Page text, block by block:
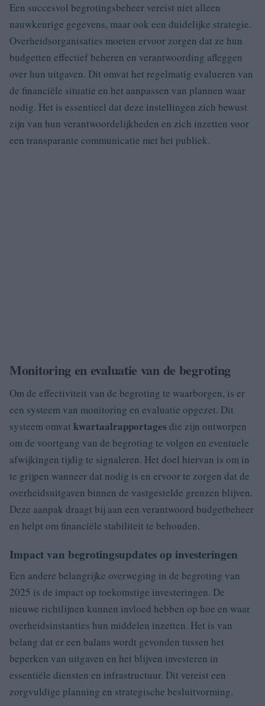
Een succesvol begrotingsbeheer vereist niet alleen
nauwkeurige gegevens, maar ook een duidelijke strategie.
Overheidsorganisaties moeten ervoor zorgen dat ze hun
budgetten effectief beheren en verantwoording afleggen
over hun uitgaven. Dit omvat het regelmatig evalueren van
de financiële situatie en het aanpassen van plannen waar
nodig. Het is essentieel dat deze instellingen zich bewust
zijn van hun verantwoordelijkheden en zich inzetten voor
een transparante communicatie met het publiek.
Monitoring en evaluatie van de begroting
Om de effectiviteit van de begroting te waarborgen, is er
een systeem van monitoring en evaluatie opgezet. Dit
systeem omvat kwartaalrapportages die zijn ontworpen
om de voortgang van de begroting te volgen en eventuele
afwijkingen tijdig te signaleren. Het doel hiervan is om in
te grijpen wanneer dat nodig is en ervoor te zorgen dat de
overheidsuitgaven binnen de vastgestelde grenzen blijven.
Deze aanpak draagt bij aan een verantwoord budgetbeheer
en helpt om financiële stabiliteit te behouden.
Impact van begrotingsupdates op investeringen
Een andere belangrijke overweging in de begroting van
2025 is de impact op toekomstige investeringen. De
nieuwe richtlijnen kunnen invloed hebben op hoe en waar
overheidsinstanties hun middelen inzetten. Het is van
belang dat er een balans wordt gevonden tussen het
beperken van uitgaven en het blijven investeren in
essentiële diensten en infrastructuur. Dit vereist een
zorgvuldige planning en strategische besluitvorming.